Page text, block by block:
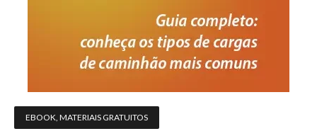
EBOOK MATERIAIS GRATUITOS